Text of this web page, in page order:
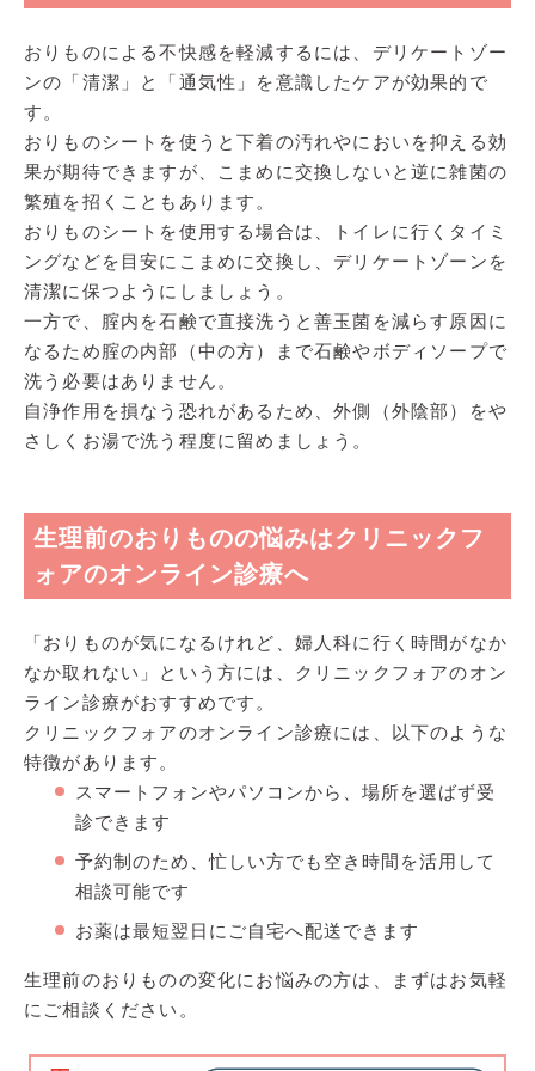
おりものによる不快感を軽減するには、デリケートゾー
ンの「清潔」と「通気性」を意識したケアが効果的で
す。
おりものシートを使うと下着の汚れやにおいを抑える効
果が期待できますが、こまめに交換しないと逆に雑菌の
繁殖を招くこともあります。
おりものシートを使用する場合は、トイレに行くタイミ
ングなどを目安にこまめに交換し、デリケートゾーンを
清潔に保つようにしましょう。
一方で、腟内を石鹸で直接洗うと善玉菌を減らす原因に
なるため腟の内部（中の方）まで石鹸やボディソープで
洗う必要はありません。
自浄作用を損なう恐れがあるため、外側（外陰部）をや
さしくお湯で洗う程度に留めましょう。
生理前のおりものの悩みはクリニックフ
ォアのオンライン診療へ
「おりものが気になるけれど、婦人科に行く時間がなか
なか取れない」という方には、クリニックフォアのオン
ライン診療がおすすめです。
クリニックフォアのオンライン診療には、以下のような
特徴があります。
スマートフォンやパソコンから、場所を選ばず受
診できます
予約制のため、忙しい方でも空き時間を活用して
相談可能です
お薬は最短翌日にご自宅へ配送できます
生理前のおりものの変化にお悩みの方は、まずはお気軽
にご相談ください。